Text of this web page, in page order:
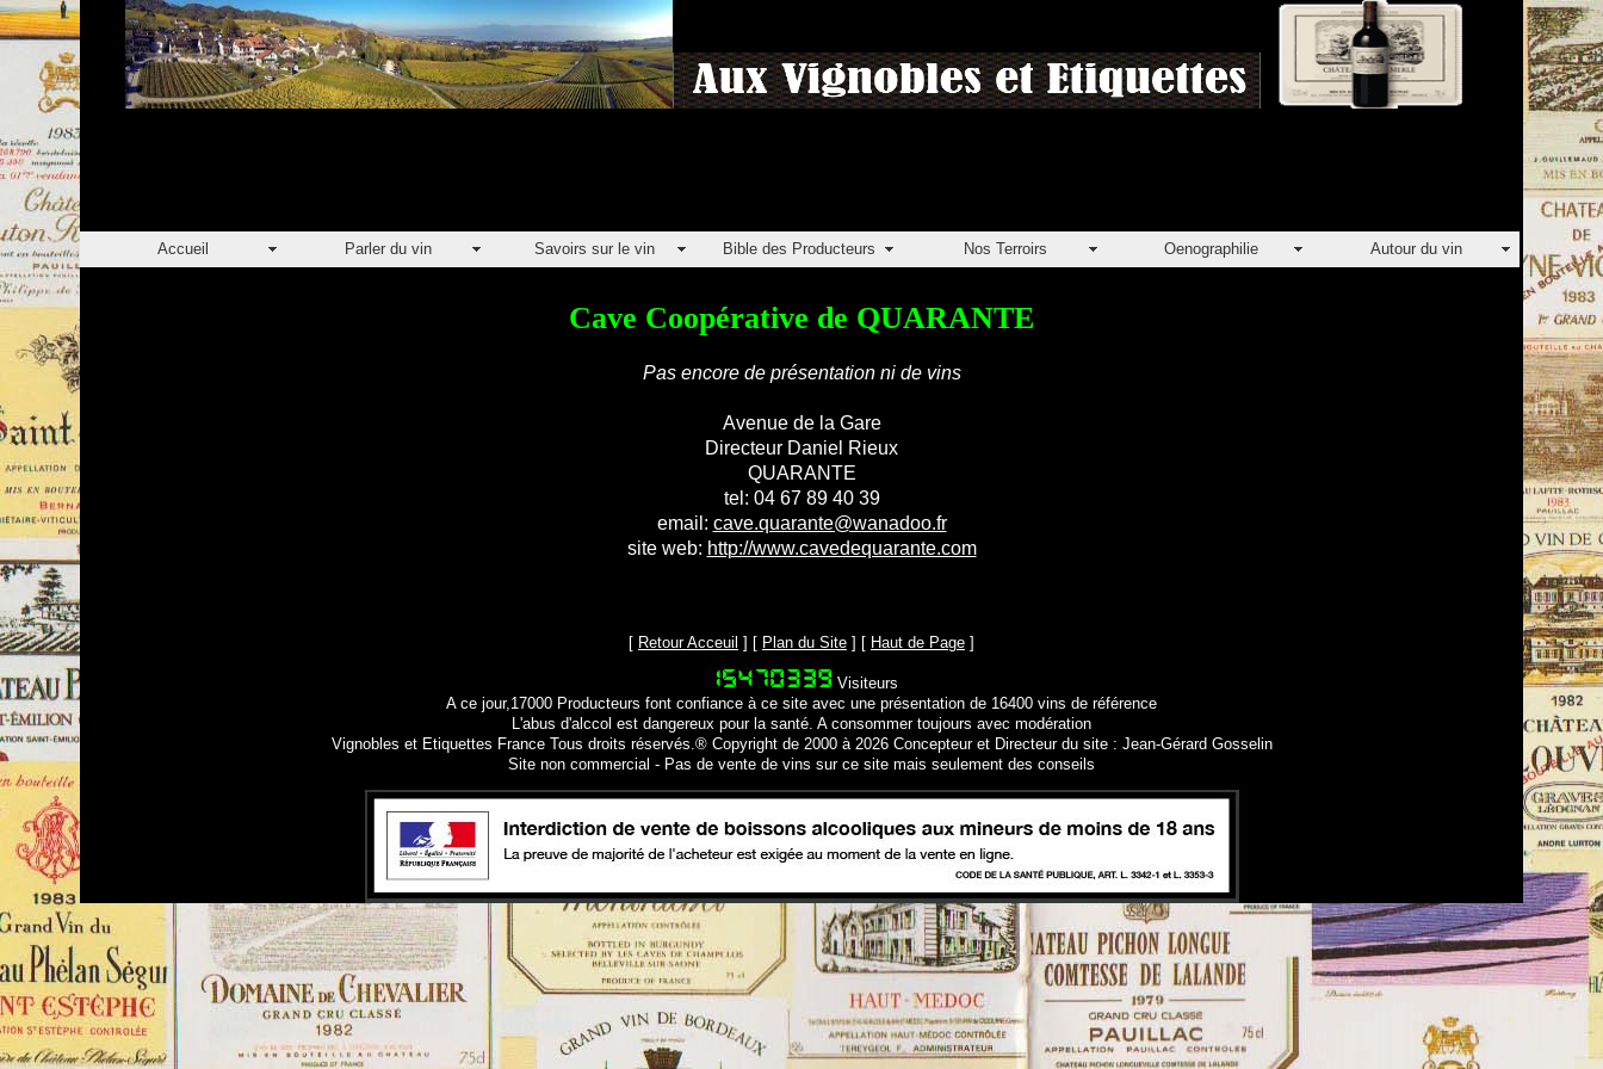
Accueil Parler du vin Savoirs sur le vin Bible des Producteurs Nos Terroirs Oenographilie Autour du vin
Cave Coopérative de QUARANTE
Pas encore de présentation ni de vins
Avenue de la Gare
Directeur Daniel Rieux
QUARANTE
tel: 04 67 89 40 39
email: cave.quarante@wanadoo.fr
site web: http://www.cavedequarante.com
[ Retour Acceuil ] [ Plan du Site ] [ Haut de Page ]
Visiteurs
A ce jour,17000 Producteurs font confiance à ce site avec une présentation de 16400 vins de référence
L'abus d'alccol est dangereux pour la santé. A consommer toujours avec modération
Vignobles et Etiquettes France Tous droits réservés.® Copyright de 2000 à 2026 Concepteur et Directeur du site : Jean-Gérard Gosselin
Site non commercial - Pas de vente de vins sur ce site mais seulement des conseils